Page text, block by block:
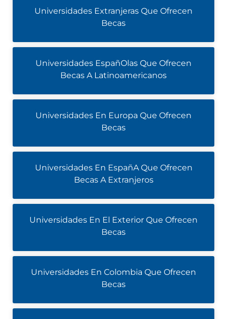
Universidades Extranjeras Que Ofrecen
Becas
Universidades EspañOlas Que Ofrecen
Becas A Latinoamericanos
Universidades En Europa Que Ofrecen
Becas
Universidades En EspañA Que Ofrecen
Becas A Extranjeros
Universidades En El Exterior Que Ofrecen
Becas
Universidades En Colombia Que Ofrecen
Becas